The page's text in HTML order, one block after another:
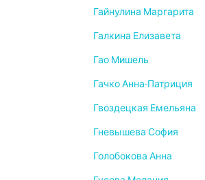
Гайнулина Маргарита
Галкина Елизавета
Гао Мишель
Гачко Анна-Патриция
Гвоздецкая Емельяна
Гневышева София
Голобокова Анна